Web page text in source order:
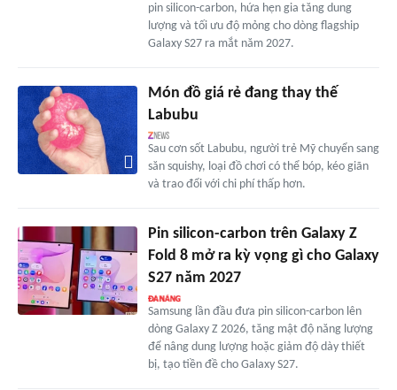
pin silicon-carbon, hứa hẹn gia tăng dung
lượng và tối ưu độ mỏng cho dòng flagship
Galaxy S27 ra mắt năm 2027.
Món đồ giá rẻ đang thay thế
Labubu
Sau cơn sốt Labubu, người trẻ Mỹ chuyển sang
săn squishy, loại đồ chơi có thể bóp, kéo giãn
và trao đổi với chi phí thấp hơn.
Pin silicon-carbon trên Galaxy Z
Fold 8 mở ra kỳ vọng gì cho Galaxy
S27 năm 2027
Samsung lần đầu đưa pin silicon-carbon lên
dòng Galaxy Z 2026, tăng mật độ năng lượng
để nâng dung lượng hoặc giảm độ dày thiết
bị, tạo tiền đề cho Galaxy S27.